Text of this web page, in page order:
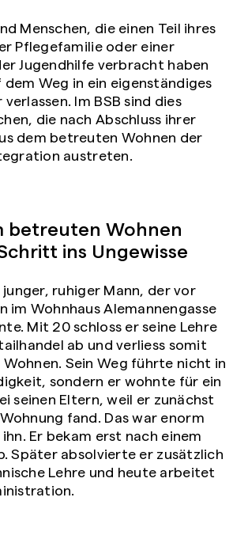
Menschen, die einen Teil ihres
Pflegefamilie oder einer
Jugendhilfe verbracht haben
dem Weg in ein eigenständiges
Im BSB sind dies
die nach Abschluss ihrer
dem betreuten Wohnen der
austreten.
betreuten Wohnen
ins Ungewisse
ruhiger Mann, der vor
im Wohnhaus Alemannengasse
Mit 20 schloss er seine Lehre
ab und verliess somit
Sein Weg führte nicht in
sondern er wohnte für ein
seinen Eltern, weil er zunächst
fand. Das war enorm
Er bekam erst nach einem
Später absolvierte er zusätzlich
Lehre und heute arbeitet